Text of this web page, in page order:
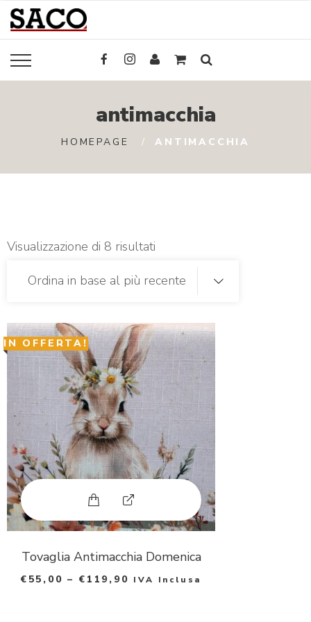
antimacchia
HOMEPAGE ANTIMACCHIA
Visualizzazione di 8 risultati
Ordina in base al più recente
IN OFFERTA!
Questo prodotto ha più varianti.
E
x
p
a
Tovaglia Antimacchia Domenica
€ 55,00 – € 119,90 IVA Inclusa